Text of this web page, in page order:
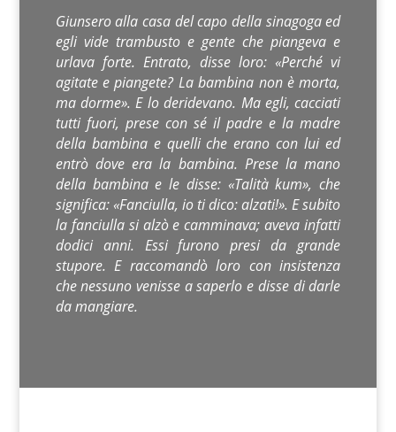
Giunsero alla casa del capo della sinagoga ed
egli vide trambusto e gente che piangeva e
urlava forte. Entrato, disse loro: «Perché vi
agitate e piangete? La bambina non è morta,
ma dorme». E lo deridevano. Ma egli, cacciati
tutti fuori, prese con sé il padre e la madre
della bambina e quelli che erano con lui ed
entrò dove era la bambina. Prese la mano
della bambina e le disse: «Talità kum», che
significa: «Fanciulla, io ti dico: alzati!». E subito
la fanciulla si alzò e camminava; aveva infatti
dodici anni. Essi furono presi da grande
stupore. E raccomandò loro con insistenza
che nessuno venisse a saperlo e disse di darle
da mangiare.